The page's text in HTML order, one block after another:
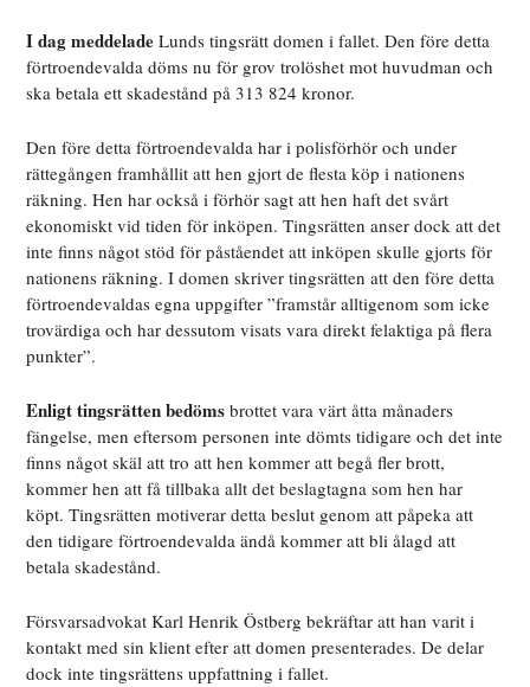
I dag meddelade Lunds tingsrätt domen i fallet. Den före detta
förtroendevalda döms nu för grov trolöshet mot huvudman och
ska betala ett skadestånd på 313 824 kronor.
Den före detta förtroendevalda har i polisförhör och under
rättegången framhållit att hen gjort de flesta köp i nationens
räkning. Hen har också i förhör sagt att hen haft det svårt
ekonomiskt vid tiden för inköpen. Tingsrätten anser dock att det
inte finns något stöd för påståendet att inköpen skulle gjorts för
nationens räkning. I domen skriver tingsrätten att den före detta
förtroendevaldas egna uppgifter ”framstår alltigenom som icke
trovärdiga och har dessutom visats vara direkt felaktiga på flera
punkter”.
Enligt tingsrätten bedöms brottet vara värt åtta månaders
fängelse, men eftersom personen inte dömts tidigare och det inte
finns något skäl att tro att hen kommer att begå fler brott,
kommer hen att få tillbaka allt det beslagtagna som hen har
köpt. Tingsrätten motiverar detta beslut genom att påpeka att
den tidigare förtroendevalda ändå kommer att bli ålagd att
betala skadestånd.
Försvarsadvokat Karl Henrik Östberg bekräftar att han varit i
kontakt med sin klient efter att domen presenterades. De delar
dock inte tingsrättens uppfattning i fallet.